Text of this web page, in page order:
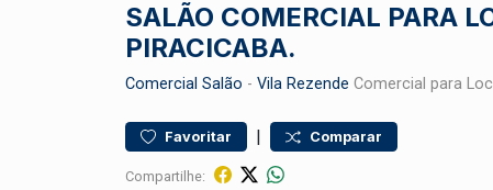
SALÃO COMERCIAL PARA
PIRACICABA.
Comercial Salão - Vila Rezende Comercial para
Favoritar | Comparar
Compartilhe: